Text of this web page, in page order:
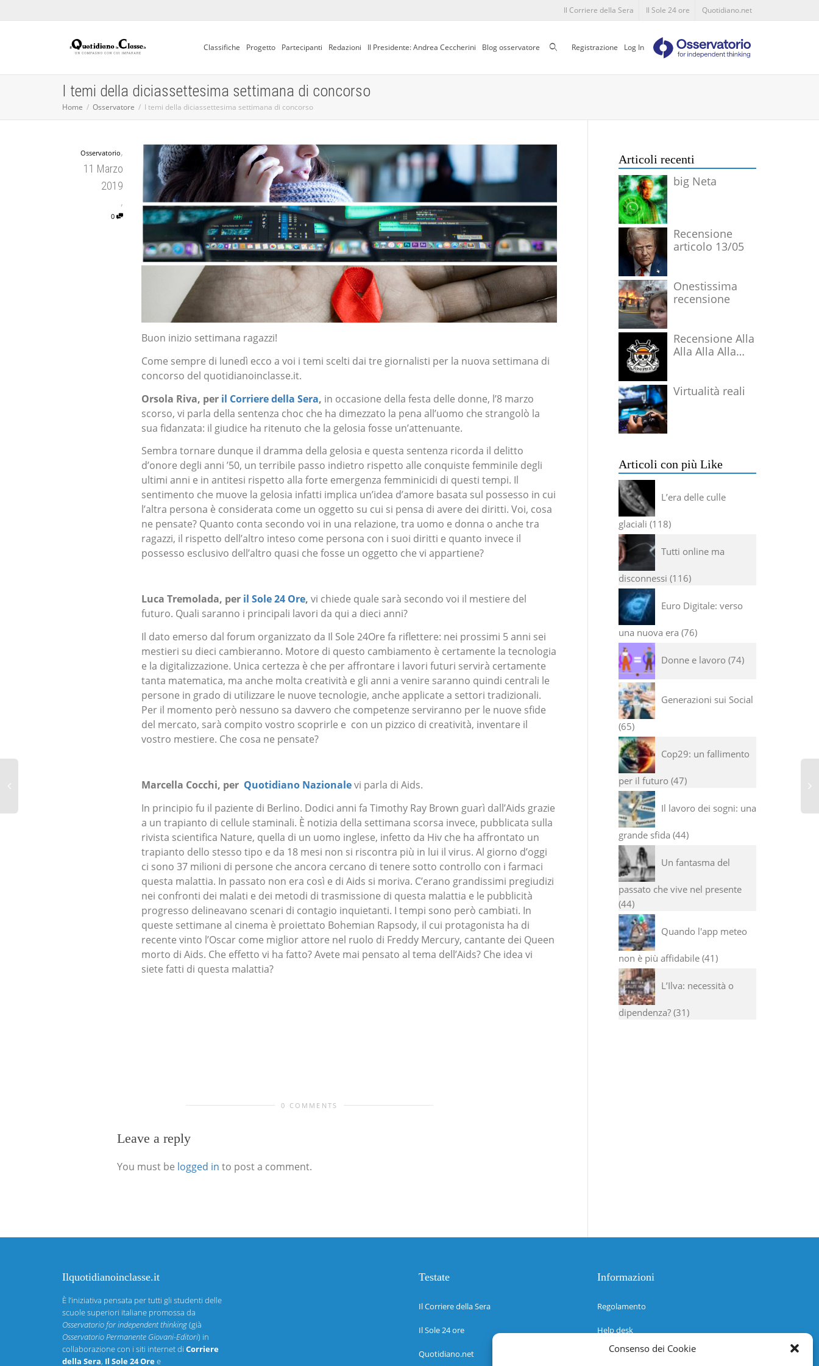
Consenso dei Cookie
Il Corriere della Sera Il Sole 24 ore Quotidiano.net
Classifiche Progetto Partecipanti Redazioni Il Presidente: Andrea Ceccherini Blog osservatore CercaRegistrazione Log In
I temi della diciassettesima settimana di concorso
Home Osservatore I temi della diciassettesima settimana di concorso
Osservatorio,
11 Marzo
2019
,
0
Buon inizio settimana ragazzi!
Come sempre di lunedì ecco a voi i temi scelti dai tre giornalisti per la nuova settimana di
concorso del quotidianoinclasse.it.
Orsola Riva, per il Corriere della Sera, in occasione della festa delle donne, l’8 marzo
scorso, vi parla della sentenza choc che ha dimezzato la pena all’uomo che strangolò la
sua fidanzata: il giudice ha ritenuto che la gelosia fosse un’attenuante.
Sembra tornare dunque il dramma della gelosia e questa sentenza ricorda il delitto
d’onore degli anni ’50, un terribile passo indietro rispetto alle conquiste femminile degli
ultimi anni e in antitesi rispetto alla forte emergenza femminicidi di questi tempi. Il
sentimento che muove la gelosia infatti implica un’idea d’amore basata sul possesso in cui
l’altra persona è considerata come un oggetto su cui si pensa di avere dei diritti. Voi, cosa
ne pensate? Quanto conta secondo voi in una relazione, tra uomo e donna o anche tra
ragazzi, il rispetto dell’altro inteso come persona con i suoi diritti e quanto invece il
possesso esclusivo dell’altro quasi che fosse un oggetto che vi appartiene?
Luca Tremolada, per il Sole 24 Ore, vi chiede quale sarà secondo voi il mestiere del
futuro. Quali saranno i principali lavori da qui a dieci anni?
Il dato emerso dal forum organizzato da Il Sole 24Ore fa riflettere: nei prossimi 5 anni sei
mestieri su dieci cambieranno. Motore di questo cambiamento è certamente la tecnologia
e la digitalizzazione. Unica certezza è che per affrontare i lavori futuri servirà certamente
tanta matematica, ma anche molta creatività e gli anni a venire saranno quindi centrali le
persone in grado di utilizzare le nuove tecnologie, anche applicate a settori tradizionali.
Per il momento però nessuno sa davvero che competenze serviranno per le nuove sfide
del mercato, sarà compito vostro scoprirle e con un pizzico di creatività, inventare il
vostro mestiere. Che cosa ne pensate?
Marcella Cocchi, per Quotidiano Nazionalevi parla di Aids.
In principio fu il paziente di Berlino. Dodici anni fa Timothy Ray Brown guarì dall’Aids grazie
a un trapianto di cellule staminali. È notizia della settimana scorsa invece, pubblicata sulla
rivista scientifica Nature, quella di un uomo inglese, infetto da Hiv che ha affrontato un
trapianto dello stesso tipo e da 18 mesi non si riscontra più in lui il virus. Al giorno d’oggi
ci sono 37 milioni di persone che ancora cercano di tenere sotto controllo con i farmaci
questa malattia. In passato non era così e di Aids si moriva. C’erano grandissimi pregiudizi
nei confronti dei malati e dei metodi di trasmissione di questa malattia e le pubblicità
progresso delineavano scenari di contagio inquietanti. I tempi sono però cambiati. In
queste settimane al cinema è proiettato Bohemian Rapsody, il cui protagonista ha di
recente vinto l’Oscar come miglior attore nel ruolo di Freddy Mercury, cantante dei Queen
morto di Aids. Che effetto vi ha fatto? Avete mai pensato al tema dell’Aids? Che idea vi
siete fatti di questa malattia?
0 COMMENTS
Leave a reply
You must be logged in to post a comment.
Articoli recenti
big Neta
Recensione
articolo 13/05
Onestissima
recensione
Recensione Alla
Alla Alla Alla
Virtualità reali
Articoli con più Like
L’era delle culle
glaciali 118
Tutti online ma
disconnessi 116
Euro Digitale: verso
una nuova era 76
Donne e lavoro 74
Generazioni sui Social
65
Cop29: un fallimento
per il futuro 47
Il lavoro dei sogni: una
grande sfida 44
Un fantasma del
passato che vive nel presente
44
Quando l'app meteo
non è più affidabile 41
L’Ilva: necessità o
dipendenza? 31
Ilquotidianoinclasse.it
È l’iniziativa pensata per tutti gli studenti delle
scuole superiori italiane promossa da
Osservatorio for independent thinking(già
Osservatorio Permanente Giovani-Editori) in
collaborazione con i siti internet di Corriere
della Sera, Il Sole 24 Oree
Testate
Il Corriere della Sera
Il Sole 24 ore
Quotidiano.net
Informazioni
Regolamento
Help desk
Guida rapida